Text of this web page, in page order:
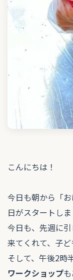
こんにちは！
今日も朝から「
日がスタートしま
今日も、先週に
来てくれて、子
そして、午後2時
ワークショップ